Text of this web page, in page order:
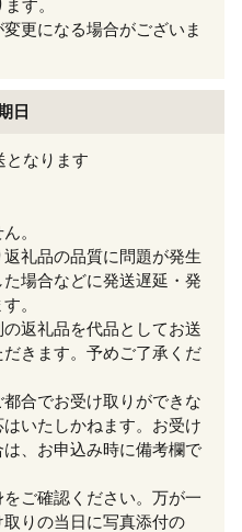
す。
更になる場合がございま
日
となります
。
礼品の品質に問題が発生
場合などに発送遅延・発
。
返礼品を代品としてお送
きます。予めご了承くだ
合でお受け取りができな
いたしかねます。お受け
、お申込み時に備考欄で
ご確認ください。万が一
りの当日に写真添付の